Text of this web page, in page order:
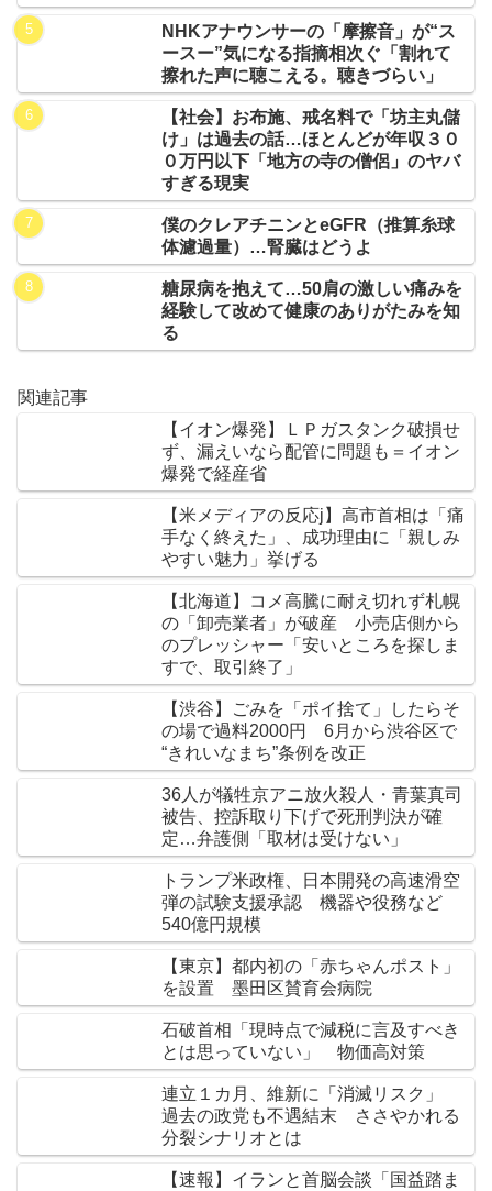
NHKアナウンサーの「摩擦音」が“ス
ースー”気になる指摘相次ぐ「割れて
擦れた声に聴こえる。聴きづらい」
【社会】お布施、戒名料で「坊主丸儲
け」は過去の話…ほとんどが年収３０
０万円以下「地方の寺の僧侶」のヤバ
すぎる現実
僕のクレアチニンとeGFR（推算糸球
体濾過量）…腎臓はどうよ
糖尿病を抱えて…50肩の激しい痛みを
経験して改めて健康のありがたみを知
る
関連記事
【イオン爆発】ＬＰガスタンク破損せ
ず、漏えいなら配管に問題も＝イオン
爆発で経産省
【米メディアの反応j】高市首相は「痛
手なく終えた」、成功理由に「親しみ
やすい魅力」挙げる
【北海道】コメ高騰に耐え切れず札幌
の「卸売業者」が破産 小売店側から
のプレッシャー「安いところを探しま
すで、取引終了」
【渋谷】ごみを「ポイ捨て」したらそ
の場で過料2000円 6月から渋谷区で
“きれいなまち”条例を改正
36人が犠牲京アニ放火殺人・青葉真司
被告、控訴取り下げで死刑判決が確
定…弁護側「取材は受けない」
トランプ米政権、日本開発の高速滑空
弾の試験支援承認 機器や役務など
540億円規模
【東京】都内初の「赤ちゃんポスト」
を設置 墨田区賛育会病院
石破首相「現時点で減税に言及すべき
とは思っていない」 物価高対策
連立１カ月、維新に「消滅リスク」
過去の政党も不遇結末 ささやかれる
分裂シナリオとは
【速報】イランと首脳会談「国益踏ま